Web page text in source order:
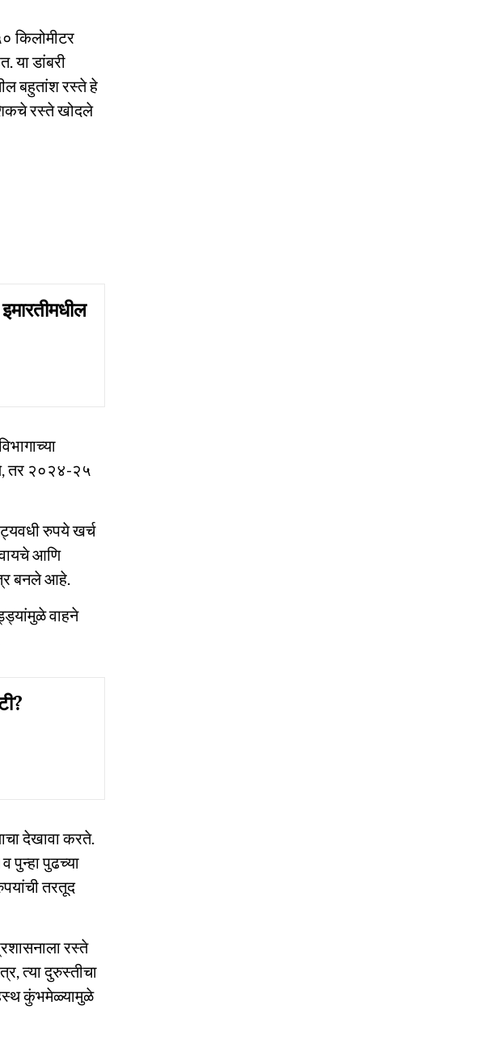
किलोमीटर
या डांबरी
बहुतांश रस्ते हे
रस्ते खोदले
तर २०२४-२५
रुपये खर्च
आणि
बनले आहे.
वाहने
देखावा करते.
पुन्हा पुढच्या
तरतूद
रस्ते
त्या दुरुस्तीचा
कुंभमेळ्यामुळे